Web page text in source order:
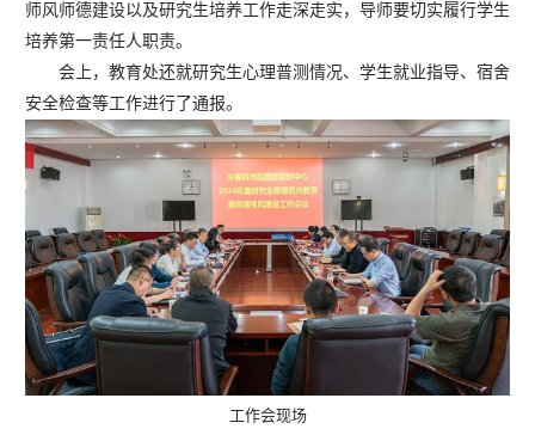
师风师德建设以及研究生培养工作走深走实，导师要切实履行学生
培养第一责任人职责。
会上，教育处还就研究生心理普测情况、学生就业指导、宿舍
安全检查等工作进行了通报。
工作会现场